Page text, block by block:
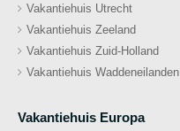
Vakantiehuis Utrecht
Vakantiehuis Zeeland
Vakantiehuis Zuid-Holland
Vakantiehuis Waddeneilanden
Vakantiehuis Europa